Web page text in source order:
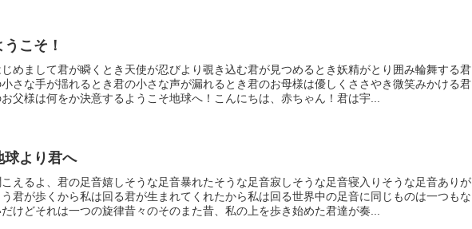
うこそ！
じめまして君が瞬くとき天使が忍びより覗き込む君が見つめるとき妖精がとり囲み輪舞する君
さな手が揺れるとき君の小さな声が漏れるとき君のお母様は優しくささやき微笑みかける君
父様は何をか決意するようこそ地球へ！こんにちは、赤ちゃん！君は宇...
球より君へ
こえるよ、君の足音嬉しそうな足音暴れたそうな足音寂しそうな足音寝入りそうな足音ありが
う君が歩くから私は回る君が生まれてくれたから私は回る世界中の足音に同じものは一つもな
だけどそれは一つの旋律昔々のそのまた昔、私の上を歩き始めた君達が奏...